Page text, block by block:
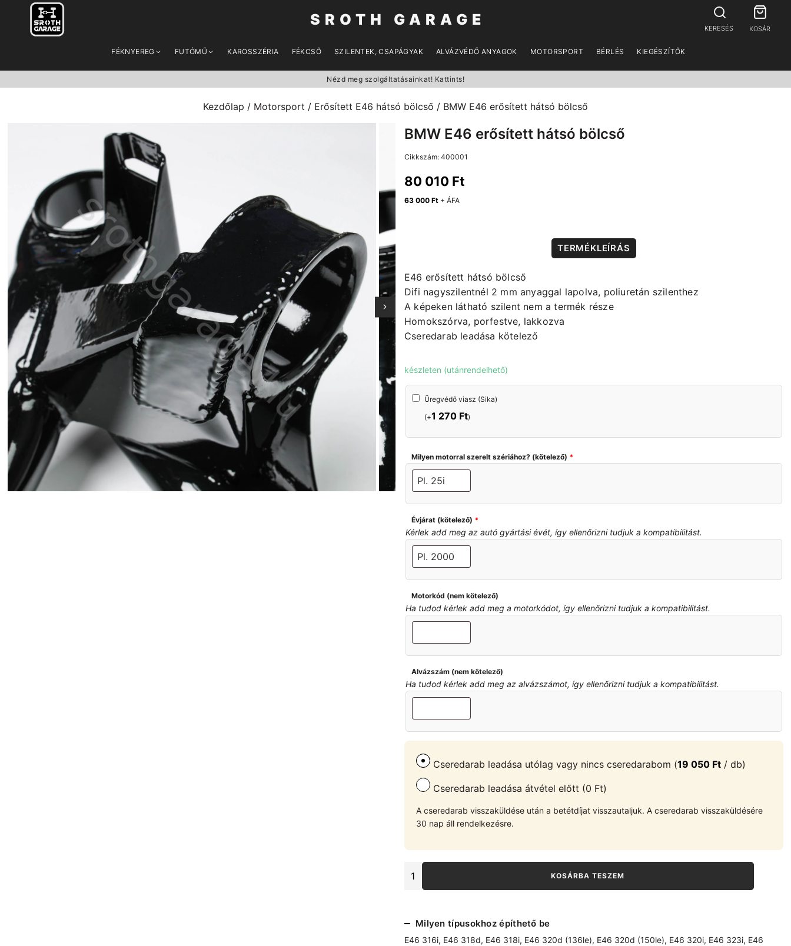
SROTH GARAGE KERESÉS KOSÁR
FÉKNYEREG FUTÓMŰ KAROSSZÉRIA FÉKCSŐ SZILENTEK, CSAPÁGYAK ALVÁZVÉDŐ ANYAGOK MOTORSPORT BÉRLÉS KIEGÉSZÍTŐK
Nézd meg szolgáltatásainkat! Kattints!
Kezdőlap / Motorsport / Erősített E46 hátsó bölcső / BMW E46 erősített hátsó bölcső
BMW E46 erősített hátsó bölcső
Cikkszám: 400001
80 010 Ft
63 000 Ft+ ÁFA
TERMÉKLEÍRÁS
E46 erősített hátsó bölcső
Difi nagyszilentnél 2 mm anyaggal lapolva, poliuretán szilenthez
A képeken látható szilent nem a termék része
Homokszórva, porfestve, lakkozva
Cseredarab leadása kötelező
készleten (utánrendelhető)
viasz
(Sika)
Üregvédő viasz (Sika)
(+1 270 Ft)
Milyen motorral szerelt szériához? (kötelező) *
Évjárat (kötelező) *
Kérlek add meg az autó gyártási évét, így ellenőrizni tudjuk a kompatibilitást.
Motorkód (nem kötelező)
Ha tudod kérlek add meg a motorkódot, így ellenőrizni tudjuk a kompatibilitást.
Alvázszám (nem kötelező)
Ha tudod kérlek add meg az alvázszámot, így ellenőrizni tudjuk a kompatibilitást.
Cseredarab leadása utólag vagy nincs cseredarabom (19 050 Ft/ db)
Cseredarab leadása átvétel előtt (0 Ft)
A cseredarab visszaküldése után a betétdíjat visszautaljuk. A cseredarab visszaküldésére
30 nap áll rendelkezésre.
E46
erősített
mennyiség
KOSÁRBA TESZEM
Milyen típusokhoz építhető be
E46 316i, E46 318d, E46 318i, E46 320d (136le), E46 320d (150le), E46 320i, E46 323i, E46